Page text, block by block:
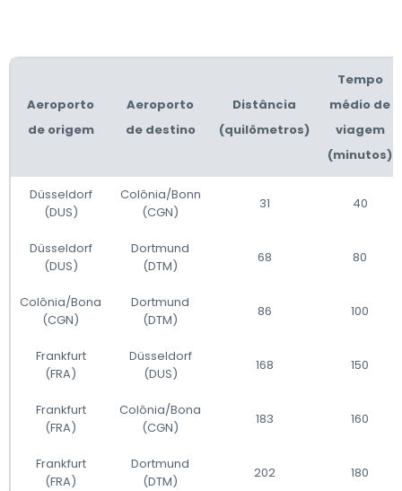
Aeroporto
de origem
Aeroporto
de destino
Distância
(quilômetros)
Tempo
médio de
viagem
(minutos)
Düsseldorf
(DUS)
Colônia/Bonn
(CGN)
31 40
Düsseldorf
(DUS)
Dortmund
(DTM)
68 80
Colônia/Bona
(CGN)
Dortmund
(DTM)
86 100
Frankfurt
(FRA)
Düsseldorf
(DUS)
168 150
Frankfurt
(FRA)
Colônia/Bona
(CGN)
183 160
Frankfurt
(FRA)
Dortmund
(DTM)
202 180